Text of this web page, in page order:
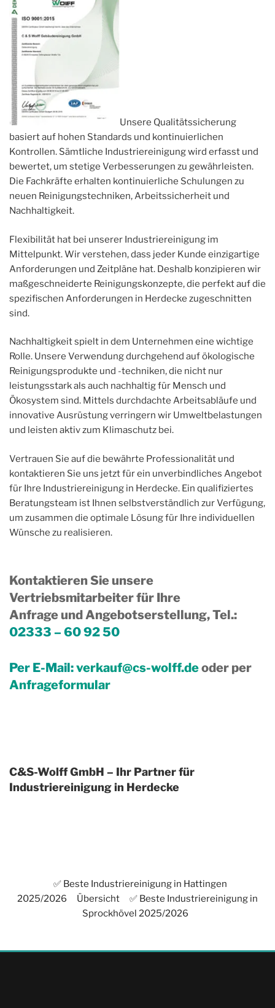
Unsere Qualitätssicherung
basiert auf hohen Standards und kontinuierlichen
Kontrollen. Sämtliche Industriereinigung wird erfasst und
bewertet, um stetige Verbesserungen zu gewährleisten.
Die Fachkräfte erhalten kontinuierliche Schulungen zu
neuen Reinigungstechniken, Arbeitssicherheit und
Nachhaltigkeit.
Flexibilität hat bei unserer Industriereinigung im
Mittelpunkt. Wir verstehen, dass jeder Kunde einzigartige
Anforderungen und Zeitpläne hat. Deshalb konzipieren wir
maßgeschneiderte Reinigungskonzepte, die perfekt auf die
spezifischen Anforderungen in Herdecke zugeschnitten
sind.
Nachhaltigkeit spielt in dem Unternehmen eine wichtige
Rolle. Unsere Verwendung durchgehend auf ökologische
Reinigungsprodukte und -techniken, die nicht nur
leistungsstark als auch nachhaltig für Mensch und
Ökosystem sind. Mittels durchdachte Arbeitsabläufe und
innovative Ausrüstung verringern wir Umweltbelastungen
und leisten aktiv zum Klimaschutz bei.
Vertrauen Sie auf die bewährte Professionalität und
kontaktieren Sie uns jetzt für ein unverbindliches Angebot
für Ihre Industriereinigung in Herdecke. Ein qualifiziertes
Beratungsteam ist Ihnen selbstverständlich zur Verfügung,
um zusammen die optimale Lösung für Ihre individuellen
Wünsche zu realisieren.
Kontaktieren Sie unsere
Vertriebsmitarbeiter für Ihre
Anfrage und Angebotserstellung, Tel.:
02333 – 60 92 50
Per E-Mail:verkauf@cs-wolff.deoder per
Anfrageformular
C&S-Wolff GmbH – Ihr Partner für
Industriereinigung in Herdecke
✅ Beste Industriereinigung in Hattingen
2025/2026
Übersicht
✅ Beste Industriereinigung in
Sprockhövel 2025/2026